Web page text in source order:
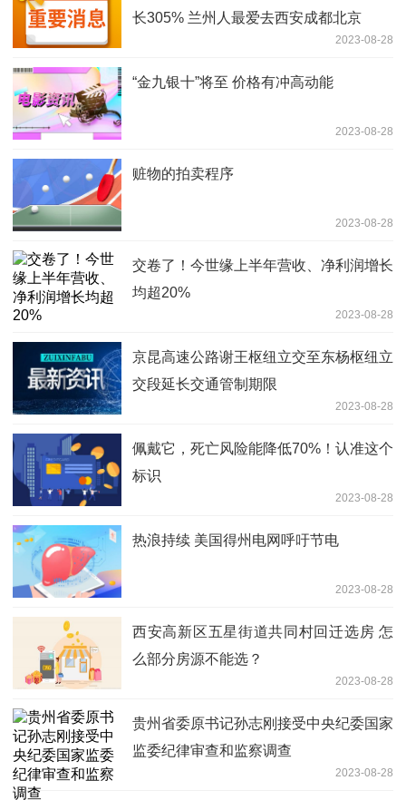
长305% 兰州人最爱去西安成都北京
2023-08-28
“金九银十”将至 价格有冲高动能
2023-08-28
赃物的拍卖程序
2023-08-28
交卷了！今世缘上半年营收、净利润增长
均超20%
2023-08-28
京昆高速公路谢王枢纽立交至东杨枢纽立
交段延长交通管制期限
2023-08-28
佩戴它，死亡风险能降低70%！认准这个
标识
2023-08-28
热浪持续 美国得州电网呼吁节电
2023-08-28
西安高新区五星街道共同村回迁选房 怎
么部分房源不能选？
2023-08-28
贵州省委原书记孙志刚接受中央纪委国家
监委纪律审查和监察调查
2023-08-28